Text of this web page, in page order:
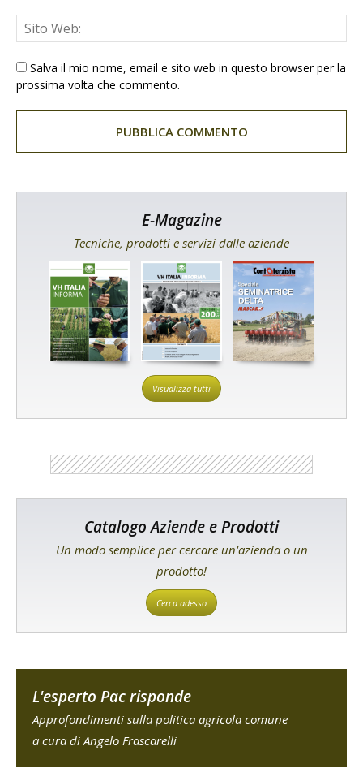
Salva il mio nome, email e sito web in questo browser per la
prossima volta che commento.
E-Magazine
Tecniche, prodotti e servizi dalle aziende
Visualizza tutti
Catalogo Aziende e Prodotti
Un modo semplice per cercare un'azienda o un
prodotto!
Cerca adesso
L'esperto Pac risponde
Approfondimenti sulla politica agricola comune
a cura di Angelo Frascarelli